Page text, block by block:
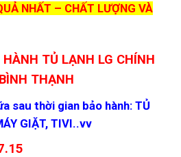
NHẤT – CHẤT LƯỢNG VÀ
TỦ LẠNH LG CHÍNH
THẠNH
sau thời gian bảo hành: TỦ
GIẶT, TIVI..vv